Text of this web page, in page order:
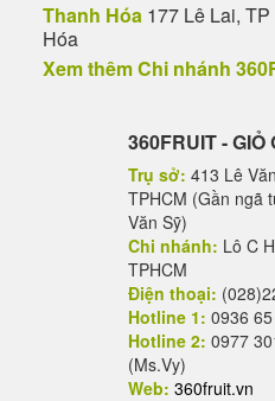
Thanh Hóa 177 Lê Lai,
Hóa
Xem thêm Chi nhánh
360FRUIT -
Trụ sở: 413 Lê
TPHCM (Gần ngã
Văn Sỹ)
Chi nhánh: Lô C
TPHCM
Điện thoại:
Hotline 1: 0936
Hotline 2: 0977
(Ms.Vy)
Web: 360fruit.vn